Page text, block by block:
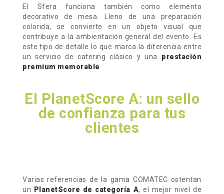
El Sfera funciona también como elemento
decorativo de mesa.
Lleno de una preparación
colorida, se convierte en un objeto visual que
contribuye a la ambientación general del evento. Es
este tipo de detalle lo que marca la diferencia entre
un servicio de catering clásico y una prestación
premium memorable.
El PlanetScore A: un sello
de confianza para tus
clientes
Varias referencias de la gama COMATEC ostentan
un
PlanetScore de categoría A, el mejor nivel de